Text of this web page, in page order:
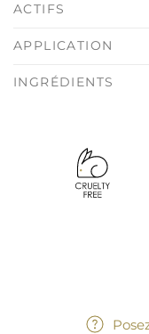
ACTIFS
APPLICATION
INGRÉDIENTS